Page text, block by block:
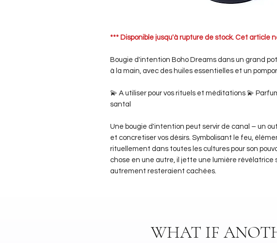
*** Disponible jusqu'à rupture de stock. Cet article
Bougie d'intention Boho Dreams dans un grand
à la main, avec des huiles essentielles et un
💫 A utiliser pour vos rituels et méditations 💫
santal
Une bougie d'intention peut servir de canal – un
et concretiser vos désirs. Symbolisant le feu,
rituellement dans toutes les cultures pour son
chose en une autre, il jette une lumière révélatrice
autrement resteraient cachées.
WHAT IF